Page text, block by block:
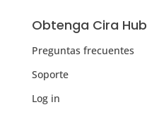
Obtenga Cira Hub
Preguntas frecuentes
Soporte
Log in